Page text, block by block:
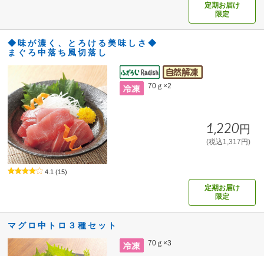
定期お届け
限定
◆味が濃く、とろける美味しさ◆
まぐろ中落ち風切落し
70ｇ×2
1,220円
(税込1,317円)
4.1 (15)
定期お届け
限定
マグロ中トロ３種セット
70ｇ×3